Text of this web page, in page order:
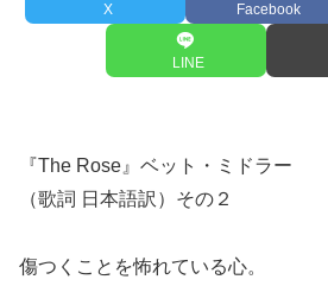
X Facebook
LINE
『The Rose』ベット・ミドラー
（歌詞 日本語訳）その２
傷つくことを怖れている心。